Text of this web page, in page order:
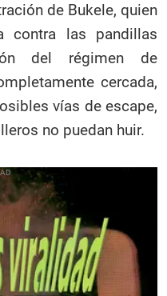
de Bukele, quien
contra las pandillas
del régimen de
cercada,
vías de escape,
no puedan huir.